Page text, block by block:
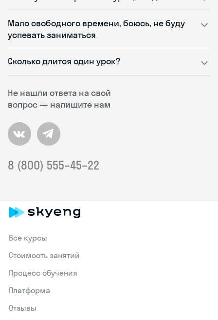
Не нашли ответа на свой
вопрос — напишите нам
8 (800) 555–45–22
Мало свободного времени, боюсь, не буду
успевать заниматься
Сколько длится один урок?
Все курсы
Стоимость занятий
Процесс обучения
Платформа
Отзывы